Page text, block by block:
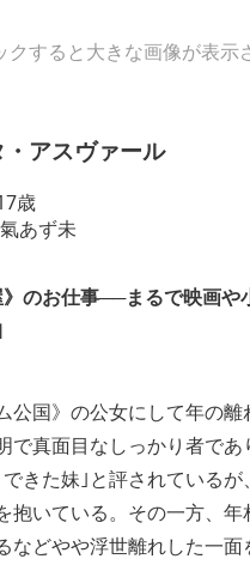
すると大きな画像が表示
・アスヴァール
歳
あず未
》のお仕事──まるで映画や
公国》の公女にして年の
で真面目なしっかり者であ
できた妹｣と評されている
抱いている。その一方、
などやや浮世離れした一面